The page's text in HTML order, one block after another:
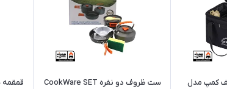
تکه لایف کمپ مدل
ست ظروف دو نفره CookWare SET